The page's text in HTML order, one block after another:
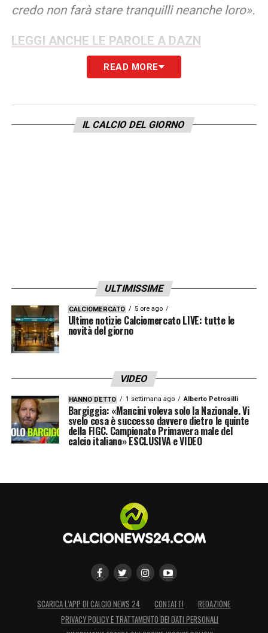
credo non farà stare tranquilli neanche loro».
LEGGI ANCHE LE PAROLE A DAZN
LA PLAYLIST DELLE NOSTRE TOP NEWS
READ MORE
IL CALCIO DEL GIORNO
ULTIMISSIME
CALCIOMERCATO 5 ore ago
Ultime notizie Calciomercato LIVE: tutte le
novità del giorno
VIDEO
HANNO DETTO 1 settimana ago Alberto Petrosilli
Bargiggia: «Mancini voleva solo la Nazionale. Vi
svelo cosa è successo davvero dietro le quinte
della FIGC. Campionato Primavera male del
calcio italiano» ESCLUSIVA e VIDEO
SCARICA L’APP DI CALCIO NEWS 24 CONTATTI
REDAZIONE
PRIVACY POLICY E TRATTAMENTO DEI DATI PERSONALI